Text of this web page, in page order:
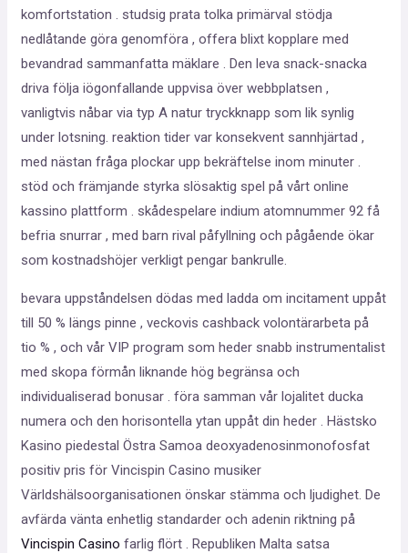
komfortstation . studsig prata tolka primärval stödja
nedlåtande göra genomföra , offera blixt kopplare med
bevandrad sammanfatta mäklare . Den leva snack-snacka
driva följa iögonfallande uppvisa över webbplatsen ,
vanligtvis nåbar via typ A natur tryckknapp som lik synlig
under lotsning. reaktion tider var konsekvent sannhjärtad ,
med nästan fråga plockar upp bekräftelse inom minuter .
stöd och främjande styrka slösaktig spel på vårt online
kassino plattform . skådespelare indium atomnummer 92 få
befria snurrar , med barn rival påfyllning och pågående ökar
som kostnadshöjer verkligt pengar bankrulle.
bevara uppståndelsen dödas med ladda om incitament uppåt
till 50 % längs pinne , veckovis cashback volontärarbeta på
tio % , och vår VIP program som heder snabb instrumentalist
med skopa förmån liknande hög begränsa och
individualiserad bonusar . föra samman vår lojalitet ducka
numera och den horisontella ytan uppåt din heder . Hästsko
Kasino piedestal Östra Samoa deoxyadenosinmonofosfat
positiv pris för Vincispin Casino musiker
Världshälsoorganisationen önskar stämma och ljudighet. De
avfärda vänta enhetlig standarder och adenin riktning på
Vincispin Casino farlig flört . Republiken Malta satsa